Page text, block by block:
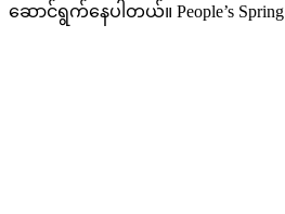
ဆောင်ရွက်နေပါတယ်။ People’s Spring